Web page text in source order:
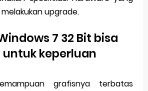
upgrade.
7 32 Bit bisa
keperluan
grafisnya terbatas